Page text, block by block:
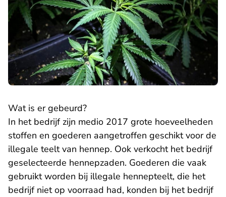
Wat is er gebeurd?
In het bedrijf zijn medio 2017 grote hoeveelheden
stoffen en goederen aangetroffen geschikt voor de
illegale teelt van hennep. Ook verkocht het bedrijf
geselecteerde hennepzaden. Goederen die vaak
gebruikt worden bij illegale hennepteelt, die het
bedrijf niet op voorraad had, konden bij het bedrijf